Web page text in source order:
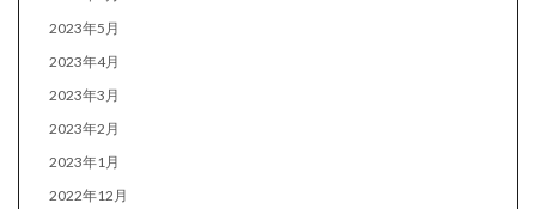
2023年5月
2023年4月
2023年3月
2023年2月
2023年1月
2022年12月